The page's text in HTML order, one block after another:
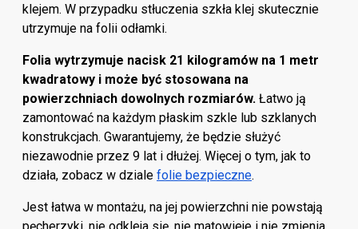
klejem. W przypadku stłuczenia szkła klej skutecznie
utrzymuje na folii odłamki.
Folia wytrzymuje nacisk 21 kilogramów na 1 metr
kwadratowy i może być stosowana na
powierzchniach dowolnych rozmiarów. Łatwo ją
zamontować na każdym płaskim szkle lub szklanych
konstrukcjach. Gwarantujemy, że będzie służyć
niezawodnie przez 9 lat i dłużej. Więcej o tym, jak to
działa, zobacz w dziale folie bezpieczne.
Jest łatwa w montażu, na jej powierzchni nie powstają